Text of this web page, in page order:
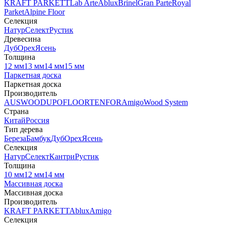
KRAFT PARKETTLab ArteAbluxBrinelGran ParteRoyal
ParketAlpine Floor
Селекция
НатурСелектРустик
Древесина
ДубОрехЯсень
Толщина
12 мм13 мм14 мм15 мм
Паркетная доска
Паркетная доска
Производитель
AUSWOODUPOFLOORTENFORAmigoWood System
Страна
КитайРоссия
Тип дерева
БерезаБамбукДубОрехЯсень
Селекция
НатурСелектКантриРустик
Толщина
10 мм12 мм14 мм
Массивная доска
Массивная доска
Производитель
KRAFT PARKETTAbluxAmigo
Селекция